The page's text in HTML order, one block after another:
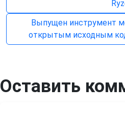
Выпущен инструмент
открытым исходным
Оставить